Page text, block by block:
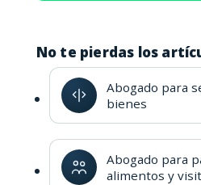
No te pierdas los
Abogado para
bienes
Abogado para
alimentos y